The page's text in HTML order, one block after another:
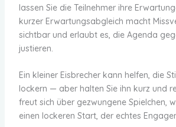
lassen Sie die Teilnehmer ihre
kurzer Erwartungsabgleich macht
sichtbar und erlaubt es, die Agenda
justieren.
Ein kleiner Eisbrecher kann helfen, die
lockern — aber halten Sie ihn kurz und
freut sich über gezwungene Spielchen,
einen lockeren Start, der echtes